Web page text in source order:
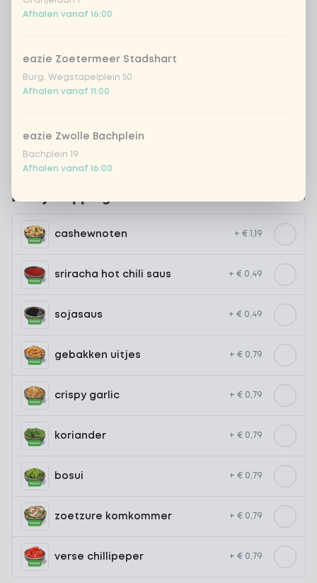
kikkererwten
Kies je toppings 0 van 0 gekozen
cashewnoten + € 1,19
sriracha hot chili saus + € 0,49
sojasaus + € 0,49
gebakken uitjes + € 0,79
crispy garlic + € 0,79
koriander + € 0,79
bosui + € 0,79
zoetzure komkommer + € 0,79
verse chillipeper + € 0,79
Afhalen vanaf 16:00
eazie Zoetermeer Stadshart
Burg. Wegstapelplein 50
Afhalen vanaf 11:00
eazie Zwolle Bachplein
Bachplein 19
Afhalen vanaf 16:00